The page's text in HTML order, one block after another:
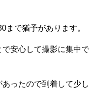
まで猶予があります。
安心して撮影に集中で
ったので到着して少し